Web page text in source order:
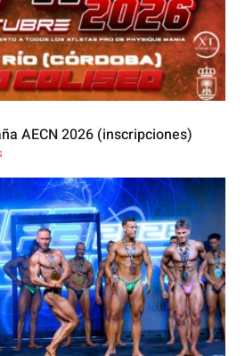
AECN 2026 (inscripciones)